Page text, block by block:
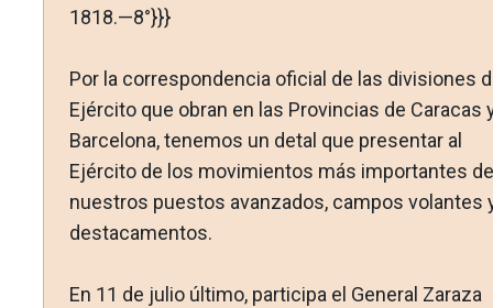
1818.—8°}}}
Por la correspondencia oficial de las divisiones
Ejército que obran en las Provincias de Caracas
Barcelona, tenemos un detal que presentar al
Ejército de los movimientos más im­portantes de
nuestros puestos avanzados, campos volantes
destacamentos.
En 11 de julio último, participa el General Zaraza